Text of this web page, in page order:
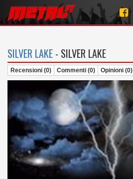
SILVER LAKE - SILVER LAKE
Recensioni (0) Commenti (0) Opinioni (0)